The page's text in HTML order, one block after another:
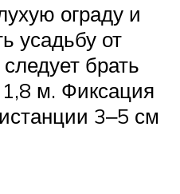
ограду и
усадьбу от
брать
м. Фиксация
3‒5 см